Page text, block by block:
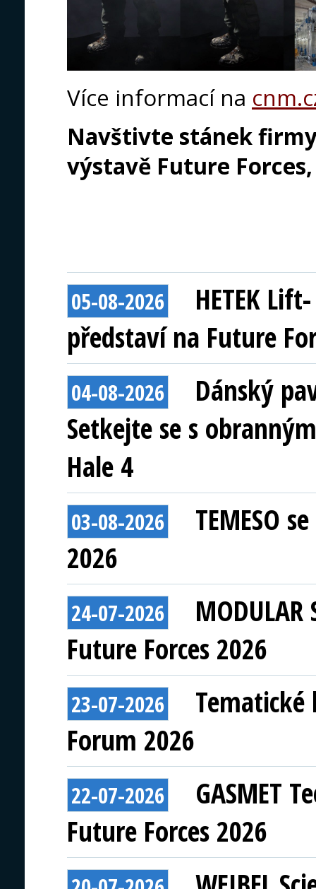
Více informací na
Navštivte stánek
výstavě Future Forces,
05-08-2026
HETEK
představí na Future
04-08-2026
Dánský
Setkejte se s
Hale 4
03-08-2026
TEMESO
2026
24-07-2026
Future Forces 2026
23-07-2026
Tematické
Forum 2026
22-07-2026
GASMET
Future Forces 2026